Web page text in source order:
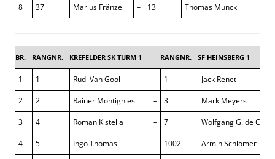
8 37 Marius Fränzel – 13 Thomas Munck
BR. RANGNR. KREFELDER SK TURM 1 RANGNR. SF HEINSBERG 1
1 1 Rudi Van Gool – 1 Jack Renet
2 2 Rainer Montignies – 3 Mark Meyers
3 4 Roman Kistella – 7 Wolfgang G. de
4 5 Ingo Thomas – 1002 Armin Schlömer